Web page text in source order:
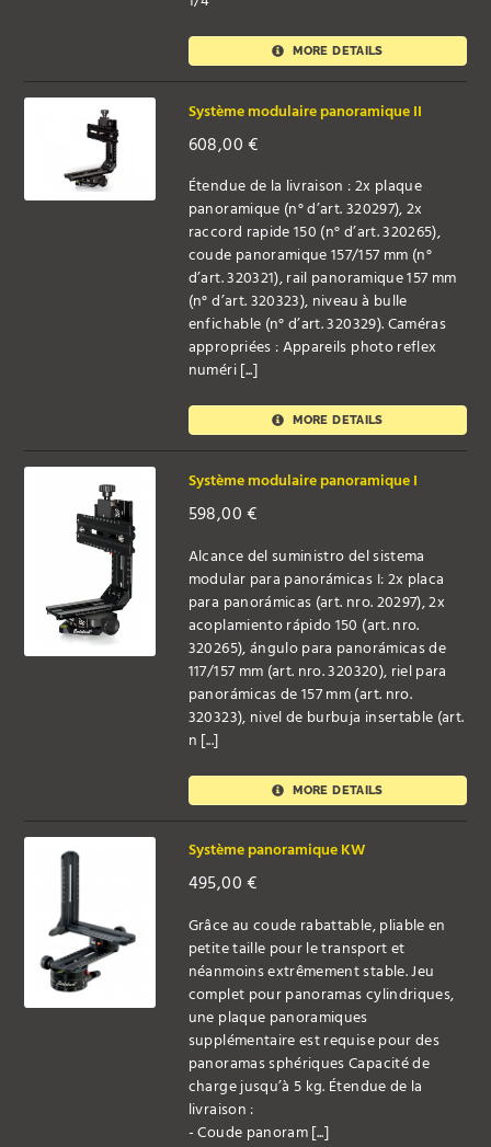
MORE DETAILS
Système modulaire panoramique II
608,00€
Étendue de la livraison : 2x plaque
panoramique (n° d’art. 320297), 2x
raccord rapide 150 (n° d’art. 320265),
coude panoramique 157/157 mm (n°
d’art. 320321), rail panoramique 157 mm
(n° d’art. 320323), niveau à bulle
enfichable (n° d’art. 320329). Caméras
appropriées : Appareils photo reflex
numéri [...]
MORE DETAILS
Système modulaire panoramique I
598,00€
Alcance del suministro del sistema
modular para panorámicas I: 2x placa
para panorámicas (art. nro. 20297), 2x
acoplamiento rápido 150 (art. nro.
320265), ángulo para panorámicas de
117/157 mm (art. nro. 320320), riel para
panorámicas de 157 mm (art. nro.
320323), nivel de burbuja insertable (art.
n [...]
MORE DETAILS
Système panoramique KW
495,00€
Grâce au coude rabattable, pliable en
petite taille pour le transport et
néanmoins extrêmement stable. Jeu
complet pour panoramas cylindriques,
une plaque panoramiques
supplémentaire est requise pour des
panoramas sphériques Capacité de
charge jusqu’à 5 kg. Étendue de la
livraison :
- Coude panoram [...]